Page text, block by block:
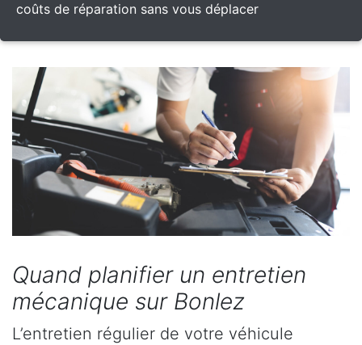
coûts de réparation sans vous déplacer
Quand planifier un entretien
mécanique sur Bonlez
L’entretien régulier de votre véhicule